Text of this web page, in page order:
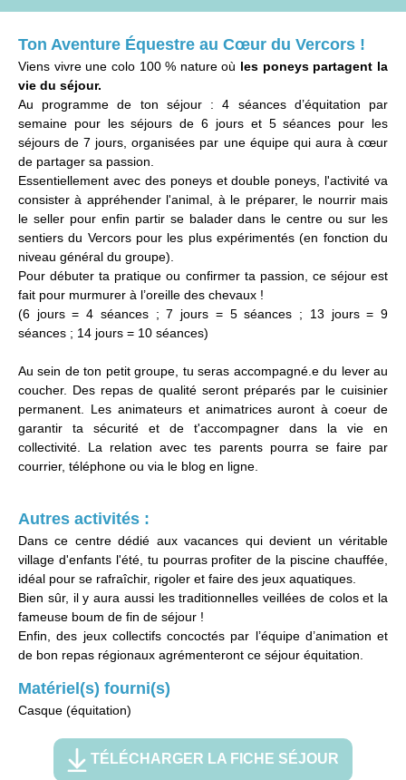
Ton Aventure Équestre au Cœur du Vercors !
Viens vivre une colo 100 % nature où les poneys partagent la
vie du séjour.
Au programme de ton séjour : 4 séances d’équitation par
semaine pour les séjours de 6 jours et 5 séances pour les
séjours de 7 jours, organisées par une équipe qui aura à cœur
de partager sa passion.
Essentiellement avec des poneys et double poneys, l'activité va
consister à appréhender l'animal, à le préparer, le nourrir mais
le seller pour enfin partir se balader dans le centre ou sur les
sentiers du Vercors pour les plus expérimentés (en fonction du
niveau général du groupe).
Pour débuter ta pratique ou confirmer ta passion, ce séjour est
fait pour murmurer à l’oreille des chevaux !
(6 jours = 4 séances ; 7 jours = 5 séances ; 13 jours = 9
séances ; 14 jours = 10 séances)
Au sein de ton petit groupe, tu seras accompagné.e du lever au
coucher. Des repas de qualité seront préparés par le cuisinier
permanent. Les animateurs et animatrices auront à coeur de
garantir ta sécurité et de t'accompagner dans la vie en
collectivité. La relation avec tes parents pourra se faire par
courrier, téléphone ou via le blog en ligne.
Autres activités :
Dans ce centre dédié aux vacances qui devient un véritable
village d'enfants l'été, tu pourras profiter de la piscine chauffée,
idéal pour se rafraîchir, rigoler et faire des jeux aquatiques.
Bien sûr, il y aura aussi les traditionnelles veillées de colos et la
fameuse boum de fin de séjour !
Enfin, des jeux collectifs concoctés par l’équipe d’animation et
de bon repas régionaux agrémenteront ce séjour équitation.
Matériel(s) fourni(s)
Casque (équitation)
TÉLÉCHARGER LA FICHE SÉJOUR